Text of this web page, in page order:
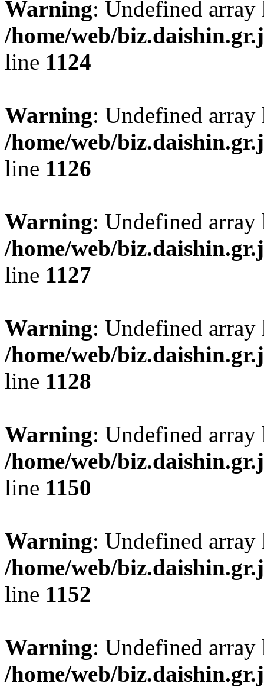
Warning: Undefined
/home/web/
line 1124
Warning: Undefined
/home/web/
line 1126
Warning: Undefined
/home/web/
line 1127
Warning: Undefined
/home/web/
line 1128
Warning: Undefined
/home/web/
line 1150
Warning: Undefined
/home/web/
line 1152
Warning: Undefined
/home/web/